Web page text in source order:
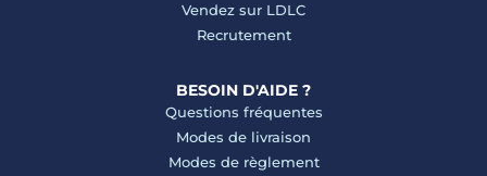
Vendez sur LDLC
Recrutement
BESOIN D'AIDE ?
Questions fréquentes
Modes de livraison
Modes de règlement